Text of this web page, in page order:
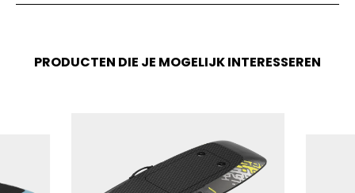
PRODUCTEN DIE JE MOGELIJK INTERESSEREN